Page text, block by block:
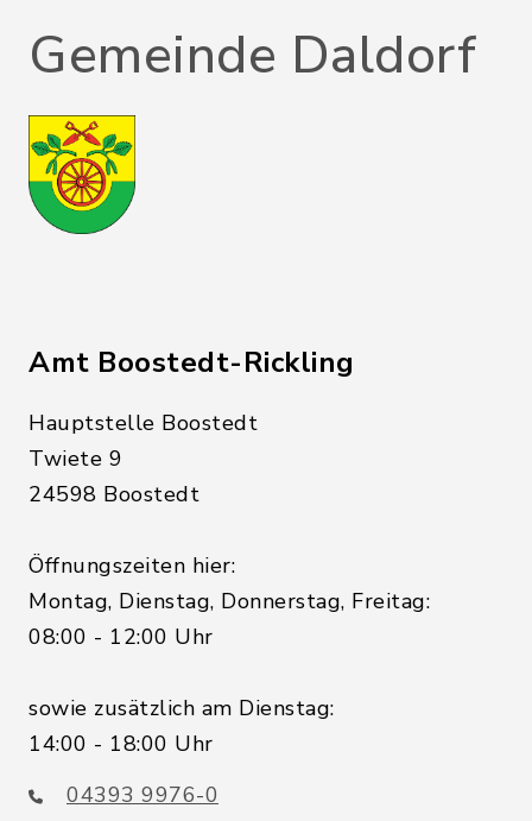
Gemeinde Daldorf
Amt Boostedt-Rickling
Hauptstelle Boostedt
Twiete 9
24598 Boostedt
Öffnungszeiten hier:
Montag, Dienstag, Donnerstag, Freitag:
08:00 - 12:00 Uhr
sowie zusätzlich am Dienstag:
14:00 - 18:00 Uhr
04393 9976-0